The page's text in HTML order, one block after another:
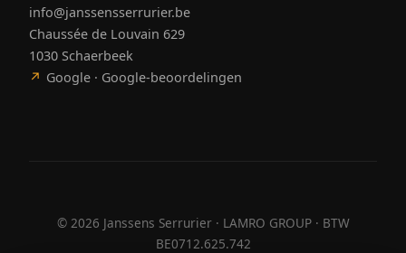
info@janssensserrurier.be
Chaussée de Louvain 629
1030 Schaerbeek
↗ Google · Google-beoordelingen
© 2026 Janssens Serrurier · LAMRO GROUP · BTW
BE0712.625.742